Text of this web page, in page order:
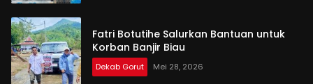
Fatri Botutihe Salurkan Bantuan untuk
Korban Banjir Biau
Dekab Gorut Mei 28, 2026